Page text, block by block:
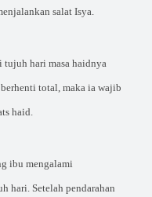
salat Isya.
tujuh hari masa haidnya
total, maka ia wajib
haid.
ibu mengalami
hari. Setelah pendarahan